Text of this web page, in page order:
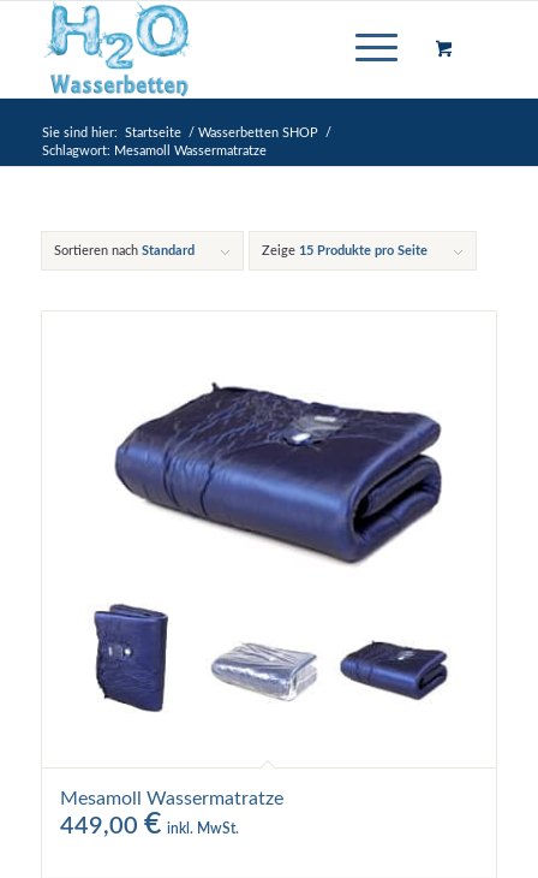
Sie sind hier: Startseite / Wasserbetten SHOP
/
Schlagwort: Mesamoll Wassermatratze
Sortieren nach Standard Zeige 15 Produkte pro Seite
Mesamoll Wassermatratze
449,00 € inkl. MwSt.